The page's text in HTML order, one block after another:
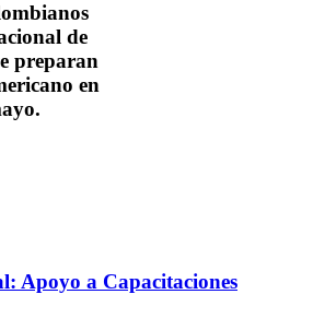
de
preparan
en
Apoyo a Capacitaciones